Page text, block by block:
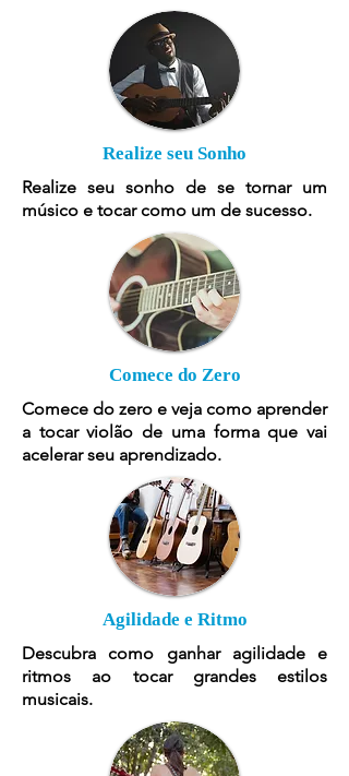
Realize seu Sonho
Realize seu sonho de se tornar um
músico e tocar como um de sucesso.
Comece do Zero
Comece do zero e veja como aprender
a tocar violão de uma forma que vai
acelerar seu aprendizado.
Agilidade e Ritmo
Descubra como ganhar agilidade e
ritmos ao tocar grandes estilos
musicais.